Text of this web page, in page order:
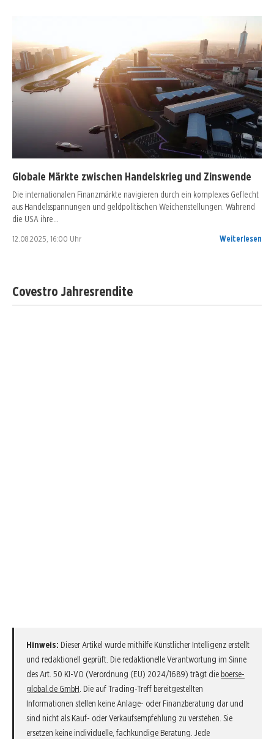
Globale Märkte zwischen Handelskrieg und Zinswende
Die internationalen Finanzmärkte navigieren durch ein komplexes Geflecht
aus Handelsspannungen und geldpolitischen Weichenstellungen. Während
die USA ihre…
12.08.2025, 16:00 Uhr Weiterlesen
Covestro Jahresrendite
Hinweis: Dieser Artikel wurde mithilfe Künstlicher Intelligenz erstellt
und redaktionell geprüft. Die redaktionelle Verantwortung im Sinne
des Art. 50 KI-VO (Verordnung (EU) 2024/1689) trägt die boerse-
global.de GmbH . Die auf Trading-Treff bereitgestellten
Informationen stellen keine Anlage- oder Finanzberatung dar und
sind nicht als Kauf- oder Verkaufsempfehlung zu verstehen. Sie
ersetzen keine individuelle, fachkundige Beratung. Jede